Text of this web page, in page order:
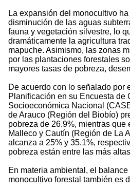
La expansión del monocultivo
disminución de las aguas
fauna y vegetación silvestre, lo
dramáticamente la agricultura
mapuche. Asimismo, las zonas
por las plantaciones forestales
mayores tasas de pobreza,
De acuerdo con lo señalado por
Planificación en su Encuesta de
Socioeconómica Nacional
de Arauco (Región del Biobío)
pobreza de 26.9%, mientras que
Malleco y Cautín (Región de La
alcanza a 25% y 35.1%,
pobreza están entre las más
En materia ambiental, el
monocultivo forestal también es